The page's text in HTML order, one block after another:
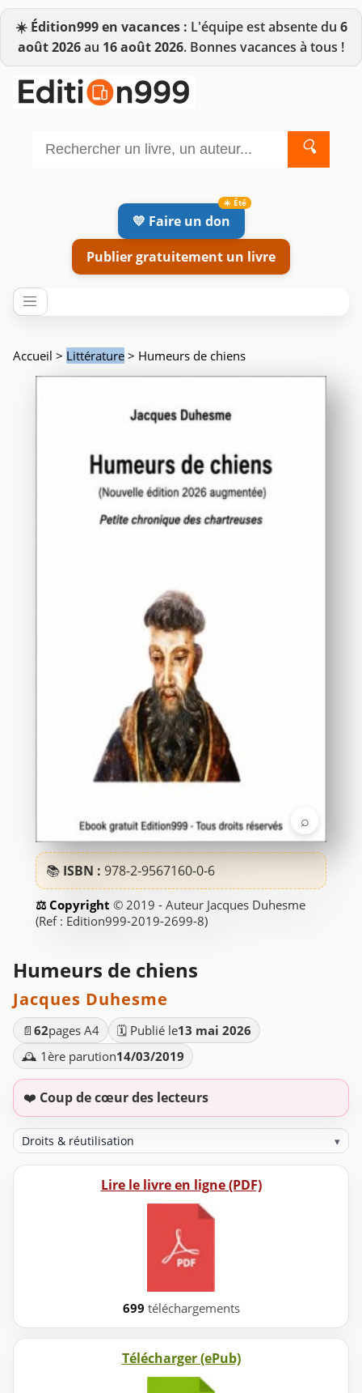
☀️ Édition999 en vacances : L'équipe est absente du 6
août 2026au 16 août 2026. Bonnes vacances à tous !
🔍
💛 Faire un don
Publier gratuitement un livre
Accueil > Littérature > Humeurs de chiens
⌕
📚 ISBN : 978-2-9567160-0-6
© 2019 - Auteur Jacques Duhesme
(Ref : Edition999-2019-2699-8)
Humeurs de chiens
Jacques Duhesme
📄 62pages A4 🗓️ Publié le13 mai 2026
🕰️ 1ère parution14/03/2019
❤️ Coup de cœur des lecteurs
Droits & réutilisation ▾
Lire le livre en ligne (PDF)
699 téléchargements
Télécharger (ePub)